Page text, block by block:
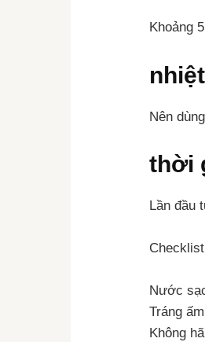
Khoảng
Nên
thời
Lần đầu
Nước
Tráng
Không